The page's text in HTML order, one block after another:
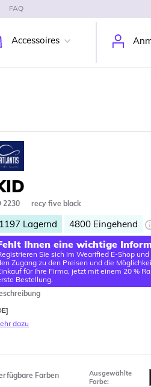
Accessoires
FAQ
2230 recy five black
1197 Lagernd 4800 Eingehend
Ihnen eine wichtige
Sie sich im Wearified E-Shop
Zugang zu den Preisen und die
für Ihre Firma, jetzt mit einem 20 %
Bestellung.
dazu
Farben
Ausgewählte
Farbe: